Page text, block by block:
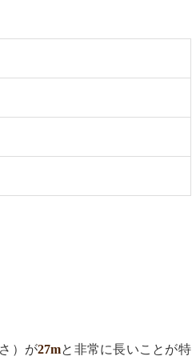
）が27mと非常に長いことが特